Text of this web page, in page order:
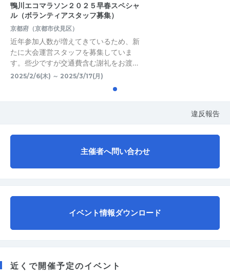
鴨川エコマラソン２０２５早春スペシャ
ル（ボランティアスタッフ募集）
京都府（京都市伏見区）
近年参加人数が増えてきているため、新
たに大会運営スタッフを募集していま
す。些少ですが交通費含む謝礼をお渡…
2025/2/6(木) ～ 2025/3/17(月)
違反報告
主催者へ問い合わせ
イベント情報ダウンロード
近くで開催予定のイベント